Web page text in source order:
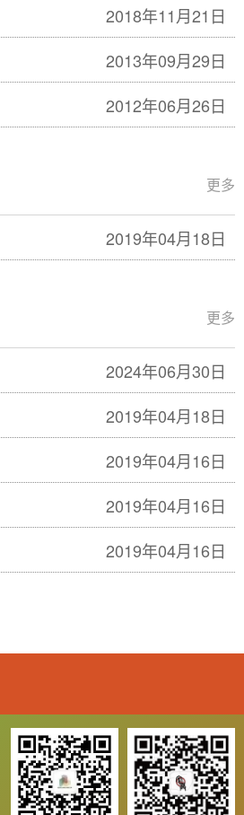
2018年11月21日
2013年09月29日
2012年06月26日
更多
2019年04月18日
更多
2024年06月30日
2019年04月18日
2019年04月16日
2019年04月16日
2019年04月16日